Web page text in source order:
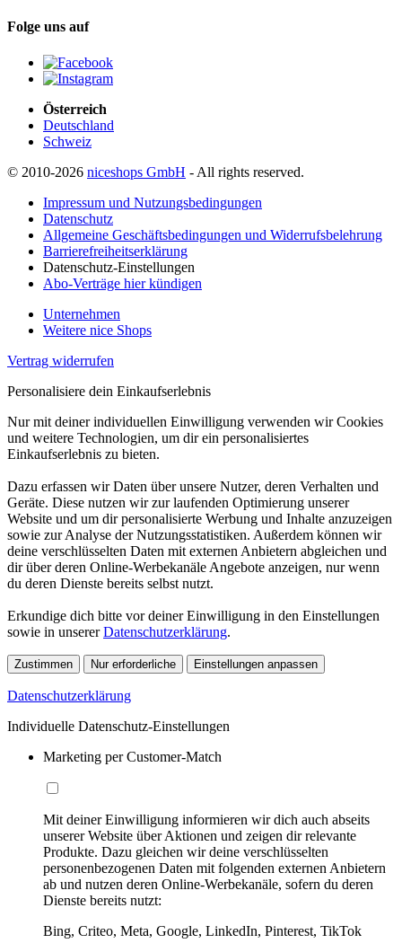
Folge uns auf
Österreich
Deutschland
Schweiz
© 2010-2026 niceshops GmbH - All rights reserved.
Impressum und Nutzungsbedingungen
Datenschutz
Allgemeine Geschäftsbedingungen und Widerrufsbelehrung
Barrierefreiheitserklärung
Datenschutz-Einstellungen
Abo-Verträge hier kündigen
Unternehmen
Weitere nice Shops
Vertrag widerrufen
Personalisiere dein Einkaufserlebnis
Nur mit deiner individuellen Einwilligung verwenden wir Cookies
und weitere Technologien, um dir ein personalisiertes
Einkaufserlebnis zu bieten.
Dazu erfassen wir Daten über unsere Nutzer, deren Verhalten und
Geräte. Diese nutzen wir zur laufenden Optimierung unserer
Website und um dir personalisierte Werbung und Inhalte anzuzeigen
sowie zur Analyse der Nutzungsstatistiken. Außerdem können wir
deine verschlüsselten Daten mit externen Anbietern abgleichen und
dir über deren Online-Werbekanäle Angebote anzeigen, nur wenn
du deren Dienste bereits selbst nutzt.
Erkundige dich bitte vor deiner Einwilligung in den Einstellungen
sowie in unsererDatenschutzerklärung.
Zustimmen Nur erforderliche Einstellungen anpassen
Datenschutzerklärung
Individuelle Datenschutz-Einstellungen
Marketing per Customer-Match
Mit deiner Einwilligung informieren wir dich auch abseits
unserer Website über Aktionen und zeigen dir relevante
Produkte. Dazu gleichen wir deine verschlüsselten
personenbezogenen Daten mit folgenden externen Anbietern
ab und nutzen deren Online-Werbekanäle, sofern du deren
Dienste bereits nutzt:
Bing, Criteo, Meta, Google, LinkedIn, Pinterest, TikTok